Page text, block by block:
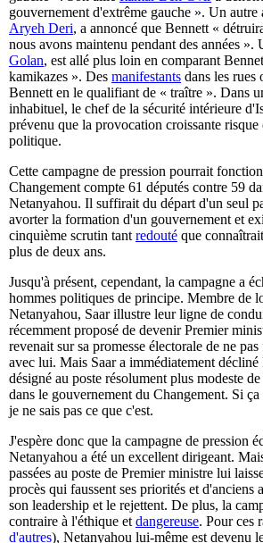
gouvernement d'extrême gauche ». Un
Aryeh Deri, a annoncé que Bennett «
nous avons maintenu pendant des années ».
Golan, est allé plus loin en comparant
kamikazes ». Des manifestants dans les rues
Bennett en le qualifiant de « traître ». Dans
inhabituel, le chef de la sécurité intérieure
prévenu que la provocation croissante
politique.
Cette campagne de pression pourrait
Changement compte 61 députés contre 59
Netanyahou. Il suffirait du départ d'un seul
avorter la formation d'un gouvernement et
cinquième scrutin tant redouté que
plus de deux ans.
Jusqu'à présent, cependant, la campagne a
hommes politiques de principe. Membre de
Netanyahou, Saar illustre leur ligne de
récemment proposé de devenir Premier
revenait sur sa promesse électorale de ne
avec lui. Mais Saar a immédiatement décliné
désigné au poste résolument plus modeste
dans le gouvernement du Changement. Si
je ne sais pas ce que c'est.
J'espère donc que la campagne de pression
Netanyahou a été un excellent dirigeant.
passées au poste de Premier ministre lui
procès qui faussent ses priorités et d'anciens
son leadership et le rejettent. De plus, la
contraire à l'éthique et dangereuse. Pour ces
d'autres), Netanyahou lui-même est devenu